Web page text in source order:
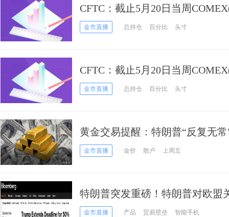
CFTC：截止5月20日当周
黄金期货持仓报告
金市直播 总持仓 百分比 头寸
CFTC：截止5月20日当周
黄金期货和期权持仓报告
金市直播 总持仓 百分比 头寸
黄金交易提醒：特朗普“反复无
周关注会议纪要和PCE数据
金市直播 金价 散户 上周五
特朗普突发重磅！特朗普对欧盟
重挫、美股期货急涨
金市直播 产品 贸易壁垒 智能手机